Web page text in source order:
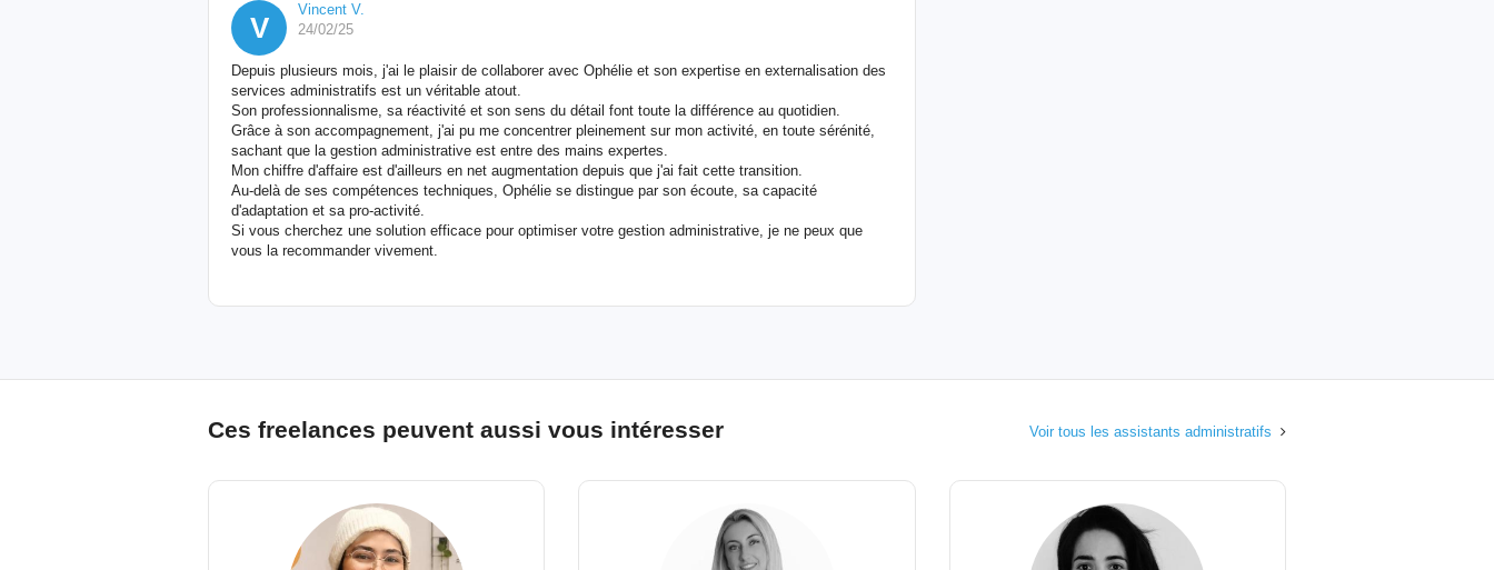
V
Vincent V.
24/02/25
Depuis plusieurs mois, j'ai le plaisir de collaborer avec Ophélie et son expertise en externalisation des
services administratifs est un véritable atout.
Son professionnalisme, sa réactivité et son sens du détail font toute la différence au quotidien.
Grâce à son accompagnement, j'ai pu me concentrer pleinement sur mon activité, en toute sérénité,
sachant que la gestion administrative est entre des mains expertes.
Mon chiffre d'affaire est d'ailleurs en net augmentation depuis que j'ai fait cette transition.
Au-delà de ses compétences techniques, Ophélie se distingue par son écoute, sa capacité
d'adaptation et sa pro-activité.
Si vous cherchez une solution efficace pour optimiser votre gestion administrative, je ne peux que
vous la recommander vivement.
Ces freelances peuvent aussi vous intéresser Voir tous les assistants administratifs